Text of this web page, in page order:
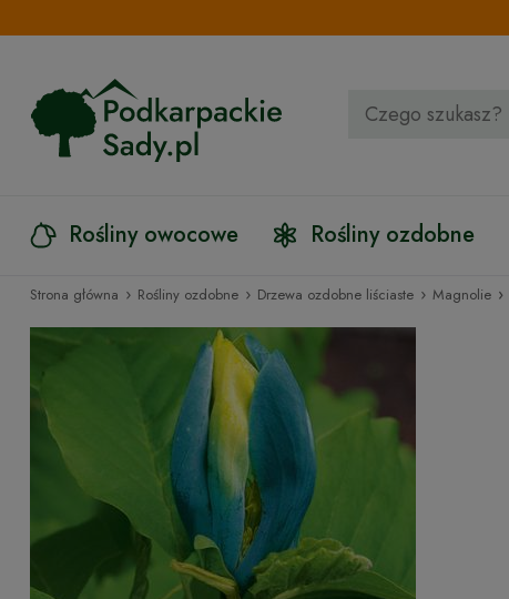
Rośliny owocowe Rośliny ozdobne
Strona główna › Rośliny ozdobne › Drzewa ozdobne liściaste › Magnolie ›